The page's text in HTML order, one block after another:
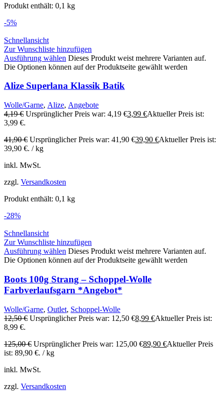
Produkt enthält: 0,1 kg
-5%
Schnellansicht
Zur Wunschliste hinzufügen
Ausführung wählen Dieses Produkt weist mehrere Varianten auf.
Die Optionen können auf der Produktseite gewählt werden
Alize Superlana Klassik Batik
Wolle/Garne, Alize, Angebote
4,19€ Ursprünglicher Preis war: 4,19 €3,99 €Aktueller Preis ist:
3,99 €.
41,90€ Ursprünglicher Preis war: 41,90 €39,90 €Aktueller Preis ist:
39,90 €. /kg
inkl. MwSt.
zzgl. Versandkosten
Produkt enthält: 0,1 kg
-28%
Schnellansicht
Zur Wunschliste hinzufügen
Ausführung wählen Dieses Produkt weist mehrere Varianten auf.
Die Optionen können auf der Produktseite gewählt werden
Boots 100g Strang – Schoppel-Wolle
Farbverlaufsgarn *Angebot*
Wolle/Garne, Outlet, Schoppel-Wolle
12,50€ Ursprünglicher Preis war: 12,50 €8,99 €Aktueller Preis ist:
8,99 €.
125,00€ Ursprünglicher Preis war: 125,00 €89,90 €Aktueller Preis
ist: 89,90 €. /kg
inkl. MwSt.
zzgl. Versandkosten